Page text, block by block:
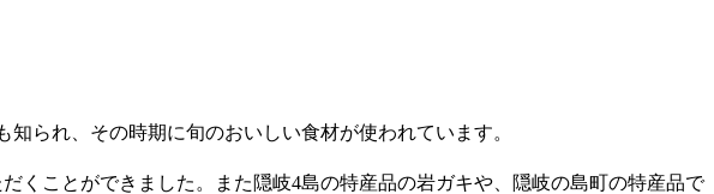
られ、その時期に旬のおいしい食材が使われています。
くことができました。また隠岐4島の特産品の岩ガキや、隠岐の島町の特産品で